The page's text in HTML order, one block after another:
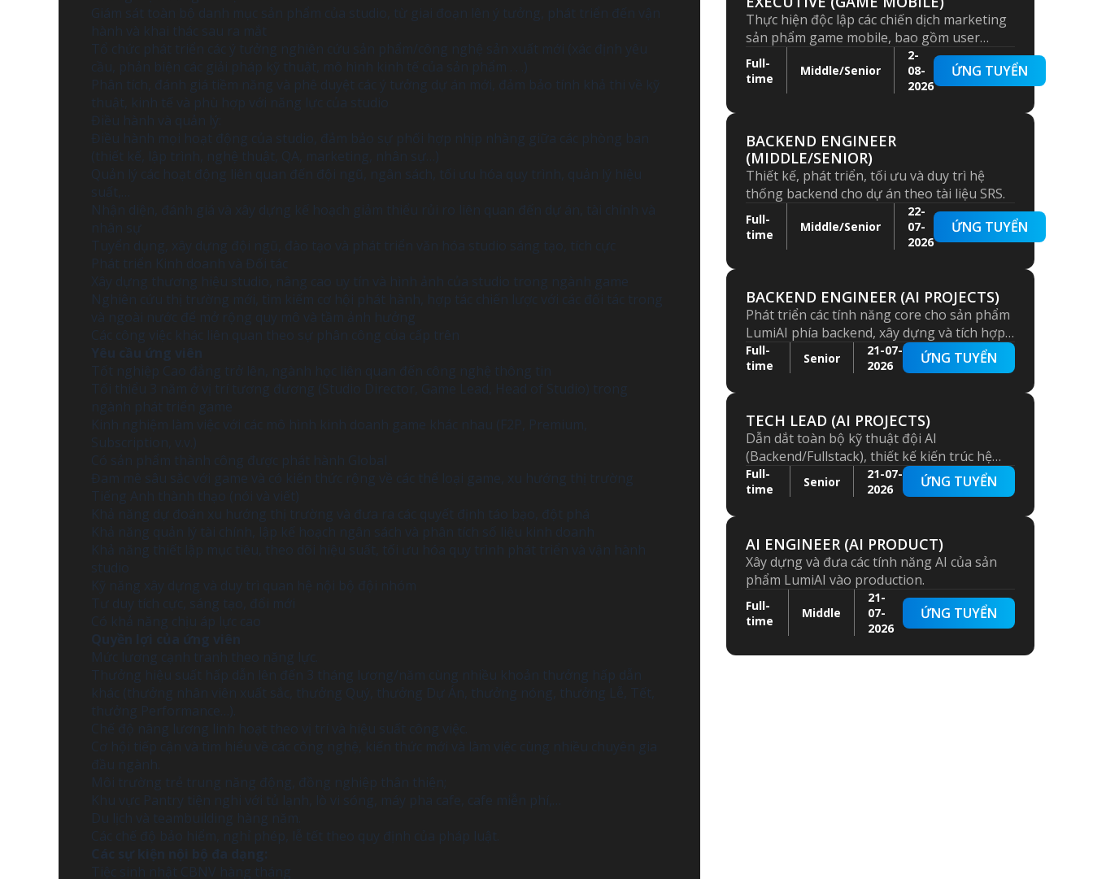
Giám sát toàn bộ danh mục sản phẩm của studio, từ giai đoạn lên ý tưởng, phát triển đến vận
hành và khai thác sau ra mắt
Tổ chức phát triển các ý tưởng nghiên cứu sản phẩm/công nghệ sản xuất mới (xác định yêu
cầu, phản biện các giải pháp kỹ thuật, mô hình kinh tế của sản phẩm . . .)
Phân tích, đánh giá tiềm năng và phê duyệt các ý tưởng dự án mới, đảm bảo tính khả thi về kỹ
thuật, kinh tế và phù hợp với năng lực của studio
Điều hành và quản lý:
Điều hành mọi hoạt động của studio, đảm bảo sự phối hợp nhịp nhàng giữa các phòng ban
(thiết kế, lập trình, nghệ thuật, QA, marketing, nhân sự…)
Quản lý các hoạt động liên quan đến đội ngũ, ngân sách, tối ưu hóa quy trình, quản lý hiệu
suất,…
Nhận diện, đánh giá và xây dựng kế hoạch giảm thiểu rủi ro liên quan đến dự án, tài chính và
nhân sự
Tuyển dụng, xây dựng đội ngũ, đào tạo và phát triển văn hóa studio sáng tạo, tích cực
Phát triển Kinh doanh và Đối tác
Xây dựng thương hiệu studio, nâng cao uy tín và hình ảnh của studio trong ngành game
Nghiên cứu thị trường mới, tìm kiếm cơ hội phát hành, hợp tác chiến lược với các đối tác trong
và ngoài nước để mở rộng quy mô và tầm ảnh hưởng
Các công việc khác liên quan theo sự phân công của cấp trên
Yêu cầu ứng viên
Tốt nghiệp Cao đẳng trở lên, ngành học liên quan đến công nghệ thông tin
Tối thiểu 3 năm ở vị trí tương đương (Studio Director, Game Lead, Head of Studio) trong
ngành phát triển game
Kinh nghiệm làm việc với các mô hình kinh doanh game khác nhau (F2P, Premium,
Subscription, v.v.)
Có sản phẩm thành công được phát hành Global
Đam mê sâu sắc với game và có kiến thức rộng về các thể loại game, xu hướng thị trường
Tiếng Anh thành thạo (nói và viết)
Khả năng dự đoán xu hướng thị trường và đưa ra các quyết định táo bạo, đột phá
Khả năng quản lý tài chính, lập kế hoạch ngân sách và phân tích số liệu kinh doanh
Khả năng thiết lập mục tiêu, theo dõi hiệu suất, tối ưu hóa quy trình phát triển và vận hành
studio
Kỹ năng xây dựng và duy trì quan hệ nội bộ đội nhóm
Tư duy tích cực, sáng tạo, đổi mới
Có khả năng chịu áp lực cao
Quyền lợi của ứng viên
Mức lương cạnh tranh theo năng lực.
Thưởng hiệu suất hấp dẫn lên đến 3 tháng lương/năm cùng nhiều khoản thưởng hấp dẫn
khác (thưởng nhân viên xuất sắc, thưởng Quý, thưởng Dự Án, thưởng nóng, thưởng Lễ, Tết,
thưởng Performance…).
Chế độ nâng lương linh hoạt theo vị trí và hiệu suất công việc.
Cơ hội tiếp cận và tìm hiểu về các công nghệ, kiến thức mới và làm việc cùng nhiều chuyên gia
đầu ngành.
Môi trường trẻ trung năng động, đồng nghiệp thân thiện;
Khu vực Pantry tiện nghi với tủ lạnh, lò vi sóng, máy pha cafe, cafe miễn phí,…
Du lịch và teambuilding hàng năm.
Các chế độ bảo hiểm, nghỉ phép, lễ tết theo quy định của pháp luật.
Các sự kiện nội bộ đa dạng:
Tiệc sinh nhật CBNV hàng tháng
Thực hiện độc lập các chiến dịch marketing
sản phẩm game mobile, bao gồm user
acquisition, ASO, creative testing và tối ưu
hóa doanh thu quảng cáo với khả năng
phân tích – đánh giá hiệu quả, đưa ra đề
Full-
time
Middle/Senior
2-
08-
2026
ỨNG TUYỂN
BACKEND ENGINEER
(MIDDLE/SENIOR)
Thiết kế, phát triển, tối ưu và duy trì hệ
thống backend cho dự án theo tài liệu SRS.
Full-
time
Middle/Senior
22-
07-
2026
ỨNG TUYỂN
BACKEND ENGINEER (AI PROJECTS)
Phát triển các tính năng core cho sản phẩm
LumiAI phía backend, xây dựng và tích hợp
LLM/RAG pipelines, đảm bảo hiệu năng hệ
thống và chất lượng mã nguồn theo tiêu
Full-
time
Senior
21-07-
2026
ỨNG TUYỂN
TECH LEAD (AI PROJECTS)
Dẫn dắt toàn bộ kỹ thuật đội AI
(Backend/Fullstack), thiết kế kiến trúc hệ
thống AI Agent, đảm bảo chất lượng kỹ
thuật, phát triển đội ngũ và đảm bảo hệ
Full-
time
Senior
21-07-
2026
ỨNG TUYỂN
AI ENGINEER (AI PRODUCT)
Xây dựng và đưa các tính năng AI của sản
phẩm LumiAI vào production.
Full-
time
Middle
21-
07-
2026
ỨNG TUYỂN